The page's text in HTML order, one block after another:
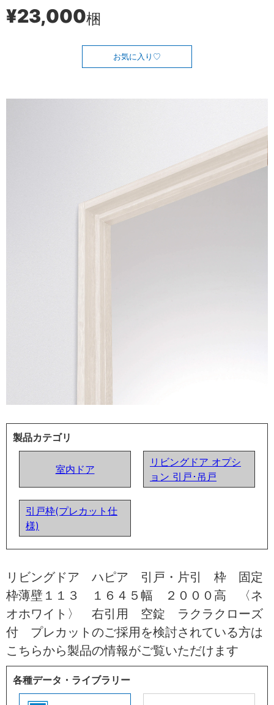
¥23,000梱
お気に入り
製品カテゴリ
室内ドア
リビングドア オプシ
ョン 引戸･吊戸
引戸枠(プレカット仕
様)
リビングドア ハピア 引戸・片引 枠 固定
枠薄壁１１３ １６４５幅 ２０００高 〈ネ
オホワイト〉 右引用 空錠 ラクラクローズ
付 プレカットのご採用を検討されている方は
こちらから製品の情報がご覧いただけます
各種データ・ライブラリー